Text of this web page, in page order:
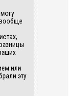
могу
или
эту